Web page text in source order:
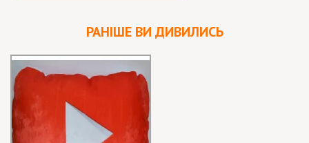
РАНІШЕ ВИ ДИВИЛИСЬ